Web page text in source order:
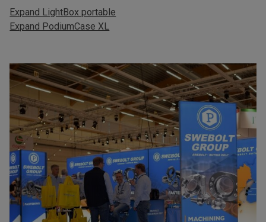
Expand LightBox portable
Expand PodiumCase XL